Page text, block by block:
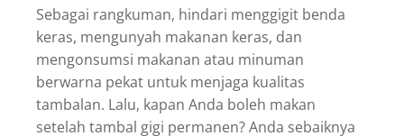
Sebagai rangkuman, hindari menggigit benda
keras, mengunyah makanan keras, dan
mengonsumsi makanan atau minuman
berwarna pekat untuk menjaga kualitas
tambalan. Lalu, kapan Anda boleh makan
setelah tambal gigi permanen? Anda sebaiknya